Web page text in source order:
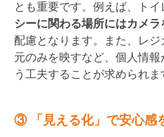
とも重要です。例えば、トイ
シーに関わる場所にはカメ
配慮となります。また、レ
元のみを映すなど、個人情
う工夫することが求められま
③ 「見える化」で安心感